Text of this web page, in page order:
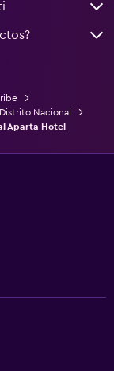
Nacional
Aparta Hotel